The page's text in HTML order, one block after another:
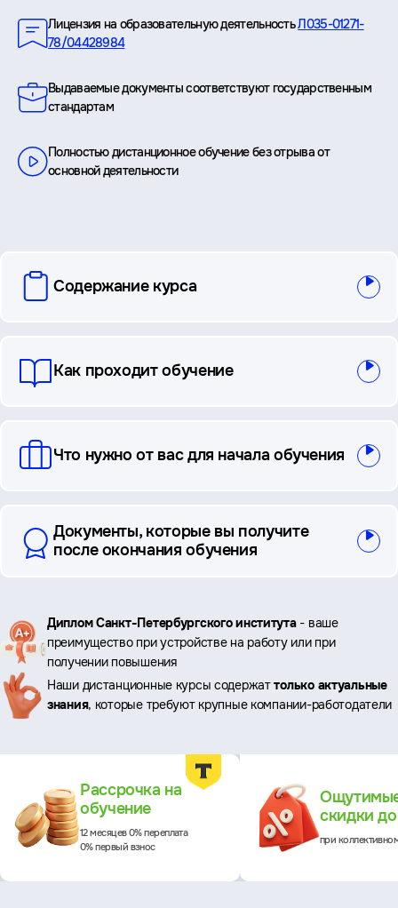
Лицензия на образовательную деятельностьЛ035-01271-
78/04428984
Выдаваемые документы соответствуют государственным
стандартам
Полностью дистанционное обучение без отрыва от
основной деятельности
вопросы
Содержание курса
Как проходит обучение
Что нужно от вас для начала обучения
Документы, которые вы получите
после окончания обучения
Ключевые
преимущества
Диплом Санкт-Петербургского института- ваше
преимущество при устройстве на работу или при
получении повышения
Наши дистанционные курсы содержаттолько актуальные
знания, которые требуют крупные компании-работодатели
Рассрочка на
обучение
12 месяцев 0% переплата
0% первый взнос
скидки
при